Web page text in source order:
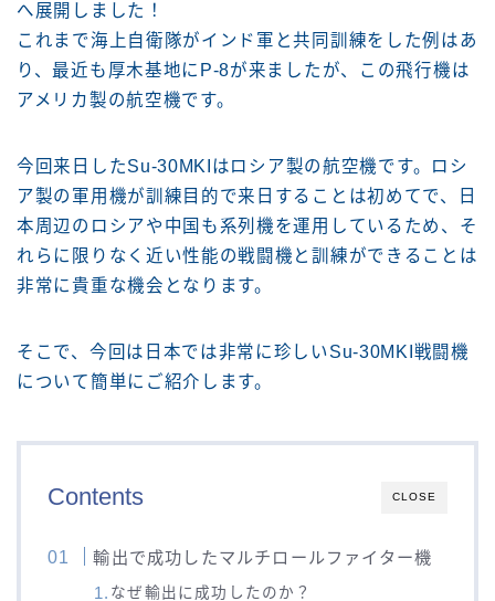
へ展開しました！
これまで海上自衛隊がインド軍と共同訓練をした例はあ
り、最近も厚木基地にP-8が来ましたが、この飛行機は
アメリカ製の航空機です。
今回来日したSu-30MKIはロシア製の航空機です。ロシ
ア製の軍用機が訓練目的で来日することは初めてで、日
本周辺のロシアや中国も系列機を運用しているため、そ
れらに限りなく近い性能の戦闘機と訓練ができることは
非常に貴重な機会となります。
そこで、今回は日本では非常に珍しいSu-30MKI戦闘機
について簡単にご紹介します。
CLOSE
Contents
輸出で成功したマルチロールファイター機
なぜ輸出に成功したのか？